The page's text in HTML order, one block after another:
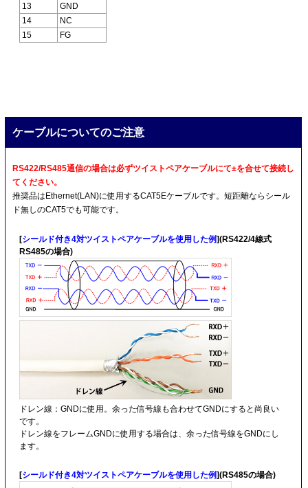
13
GND
14
NC
15
FG
ケーブルについてのご注意
RS422/RS485通信の場合は必ずツイストペアケーブルにて±を合せて接続し
てください。
推奨品はEthernet(LAN)に使用するCAT5Eケーブルです。短距離ならシール
ド無しのCAT5でも可能です。
[シールド付き4対ツイストペアケーブルを使用した例](RS422/4線式
RS485の場合)
ドレン線：GNDに使用。余った信号線も合わせてGNDにすると尚良い
です。
ドレン線をフレームGNDに使用する場合は、余った信号線をGNDにし
ます。
[シールド付き4対ツイストペアケーブルを使用した例](RS485の場合)